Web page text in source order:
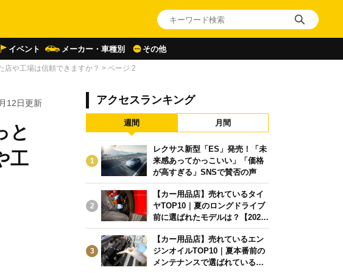
イベント メーカー・車種別 その他
店や工場は信頼できますか？ > ページ 2
12日更新
と
工
アクセスランキング
週間 月間
1
レクサス新型「ES」発売！「未
来感あってかっこいい」「価格
が高すぎる」SNSで賛否の声
2
【カー用品店】売れているタイ
ヤTOP10｜夏のロングドライブ
前に選ばれたモデルは？【2026
年6月版】
3
【カー用品店】売れているエン
ジンオイルTOP10｜夏本番前の
メンテナンスで選ばれている人